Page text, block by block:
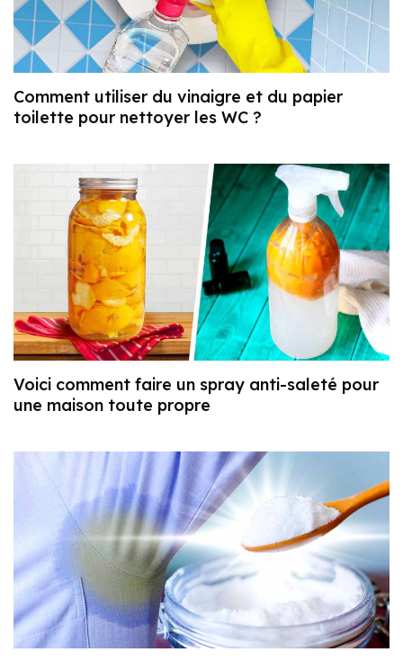
Comment utiliser du vinaigre et du papier
toilette pour nettoyer les WC ?
Voici comment faire un spray anti-saleté pour
une maison toute propre